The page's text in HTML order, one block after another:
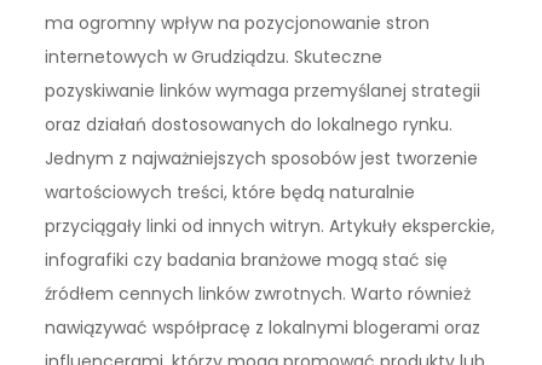
ma ogromny wpływ na pozycjonowanie stron
internetowych w Grudziądzu. Skuteczne
pozyskiwanie linków wymaga przemyślanej strategii
oraz działań dostosowanych do lokalnego rynku.
Jednym z najważniejszych sposobów jest tworzenie
wartościowych treści, które będą naturalnie
przyciągały linki od innych witryn. Artykuły eksperckie,
infografiki czy badania branżowe mogą stać się
źródłem cennych linków zwrotnych. Warto również
nawiązywać współpracę z lokalnymi blogerami oraz